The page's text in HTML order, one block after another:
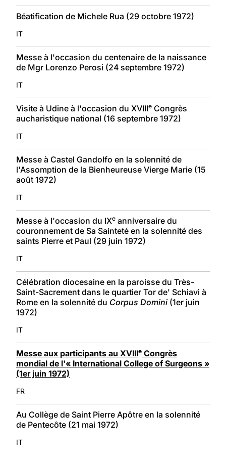
Béatification de Michele Rua (29 octobre 1972)
IT
Messe à l'occasion du centenaire de la naissance
de Mgr Lorenzo Perosi (24 septembre 1972)
IT
Visite à Udine à l'occasion du XVIIIe Congrès
aucharistique national (16 septembre 1972)
IT
Messe à Castel Gandolfo en la solennité de
l'Assomption de la Bienheureuse Vierge Marie (15
août 1972)
IT
Messe à l'occasion du IXe anniversaire du
couronnement de Sa Sainteté en la solennité des
saints Pierre et Paul (29 juin 1972)
IT
Célébration diocesaine en la paroisse du Très-
Saint-Sacrement dans le quartier Tor de' Schiavi à
Rome en la solennité du Corpus Domini(1er juin
1972)
IT
Messe aux participants au XVIIIe Congrès
mondial de l'« International College of Surgeons »
(1er juin 1972)
FR
Au Collège de Saint Pierre Apôtre en la solennité
de Pentecôte (21 mai 1972)
IT